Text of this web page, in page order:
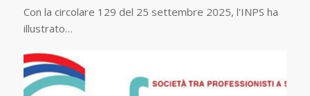
Con la circolare 129 del 25 settembre 2025, l'INPS ha
illustrato…